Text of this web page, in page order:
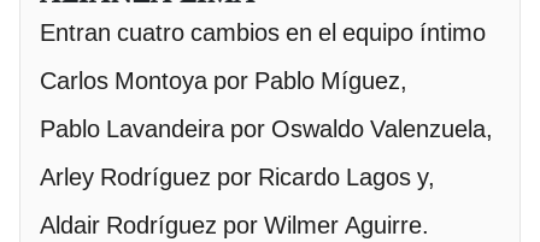
Entran cuatro cambios en el equipo íntimo
Carlos Montoya por Pablo Míguez,
Pablo Lavandeira por Oswaldo Valenzuela,
Arley Rodríguez por Ricardo Lagos y,
Aldair Rodríguez por Wilmer Aguirre.